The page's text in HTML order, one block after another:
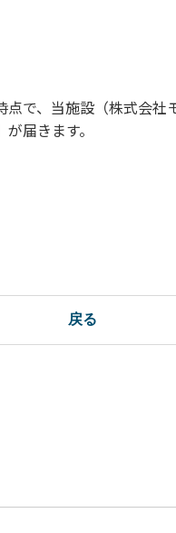
ご遠慮ください。
遠慮願います。
大声での談笑等）や他
で、当施設（株式会
届きます。
戻る